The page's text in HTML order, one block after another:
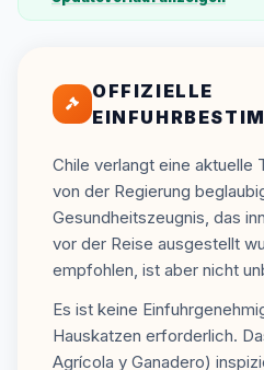
OFFIZIELLE
Chile verlangt eine aktuelle
von der Regierung
Gesundheitszeugnis, das
vor der Reise ausgestellt
empfohlen, ist aber nicht
Es ist keine
Hauskatzen erforderlich.
Agrícola y Ganadero)